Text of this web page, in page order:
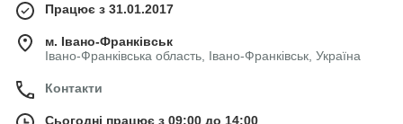
Працює з 31.01.2017
м. Івано-Франківськ
Івано-Франківська область, Івано-Франківськ, Україна
Контакти
Сьогодні працює з 09:00 до 14:00